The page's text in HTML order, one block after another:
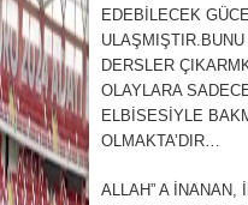
EDEBİLECEK
DERSLER
OLAYLARA
ELBİSESİYLE
OLMAKTA’DIR…
ALLAH” A İNANAN,